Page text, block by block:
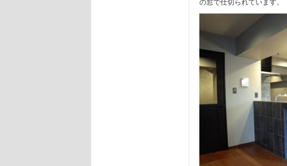
の窓で仕切られています。